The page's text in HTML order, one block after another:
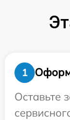
1
Оставьте